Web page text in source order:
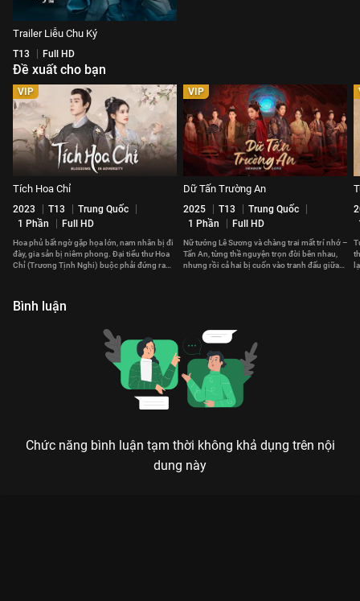
Trailer Liễu Chu Ký
T13 Full HD
Đề xuất cho bạn
VIP
Tích Hoa Chỉ
2023 T13
Trung Quốc
1 Phần
Full HD
Hoa phủ bất ngờ gặp họa lớn, nam nhân bị đi
đày, gia sản bị niêm phong. Đại tiểu thư Hoa
Chỉ (Trương Tịnh Nghi) buộc phải đứng ra
VIP
Dữ Tấn Trường An
2025 T13
Trung Quốc
1 Phần
Full HD
Nữ tướng Lê Sương và chàng trai mất trí nhớ –
Tấn An, từng thề nguyện trọn đời bên nhau,
nhưng rồi cả hai bị cuốn vào tranh đấu giữa
Bình luận
Chức năng bình luận tạm thời không khả dụng trên nội
dung này